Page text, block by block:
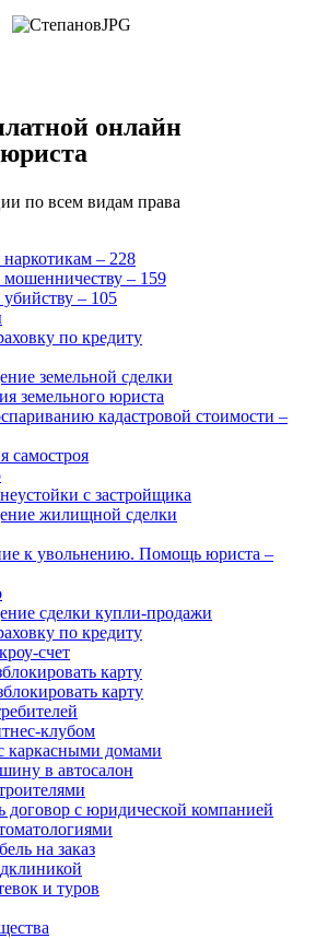
онлайн
по всем видам права
– 228
– 159
– 105
по кредиту
земельной сделки
земельного юриста
кадастровой стоимости –
самостроя
с застройщика
жилищной сделки
к увольнению. Помощь юриста –
сделки купли-продажи
по кредиту
счет
карту
карту
клубом
каркасными домами
в автосалон
договор с юридической компанией
на заказ
и туров